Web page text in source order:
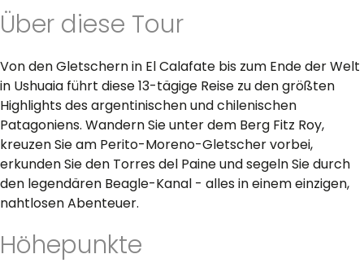
Über diese Tour
Von den Gletschern in El Calafate bis zum Ende der Welt
in Ushuaia führt diese 13-tägige Reise zu den größten
Highlights des argentinischen und chilenischen
Patagoniens. Wandern Sie unter dem Berg Fitz Roy,
kreuzen Sie am Perito-Moreno-Gletscher vorbei,
erkunden Sie den Torres del Paine und segeln Sie durch
den legendären Beagle-Kanal - alles in einem einzigen,
nahtlosen Abenteuer.
Höhepunkte